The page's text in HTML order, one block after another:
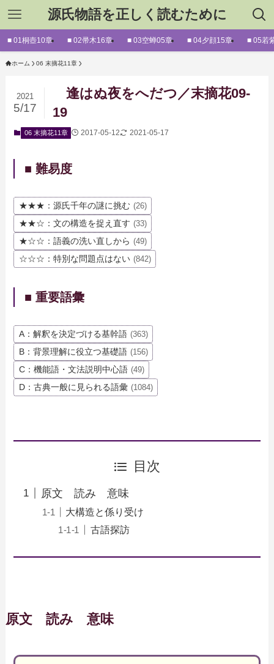
源氏物語を正しく読むために
■ 01桐壺10章 ■ 02帚木16章 ■ 03空蝉05章 ■ 04夕顔15章 ■ 05若
ホーム 06 末摘花11章
逢はぬ夜をへだつ／末摘花09-
19
2021
5/17
06 末摘花11章 2017-05-12 2021-05-17
■ 難易度
★★★：源氏千年の謎に挑む (26)
★★☆：文の構造を捉え直す (33)
★☆☆：語義の洗い直しから (49)
☆☆☆：特別な問題点はない (842)
■ 重要語彙
A：解釈を決定づける基幹語 (363)
B：背景理解に役立つ基礎語 (156)
C：機能語・文法説明中心語 (49)
D：古典一般に見られる語彙 (1084)
目次
原文 読み 意味
大構造と係り受け
古語探訪
原文 読み 意味